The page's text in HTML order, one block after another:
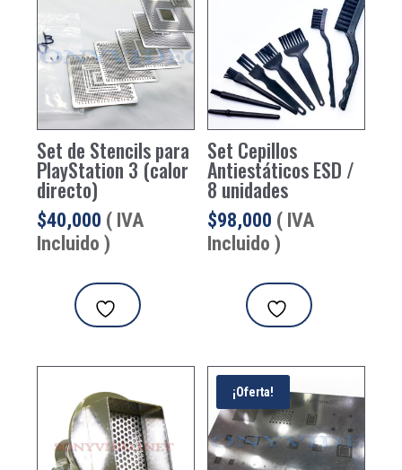
Set de Stencils para
PlayStation 3 (calor
directo)
$40,000 ( IVA
Incluido )
Set Cepillos
Antiestáticos ESD /
8 unidades
$98,000 ( IVA
Incluido )
¡Oferta!